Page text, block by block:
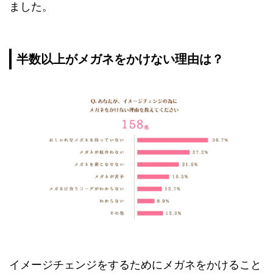
ました。
半数以上がメガネをかけない理由は？
イメージチェンジをするためにメガネをかけること